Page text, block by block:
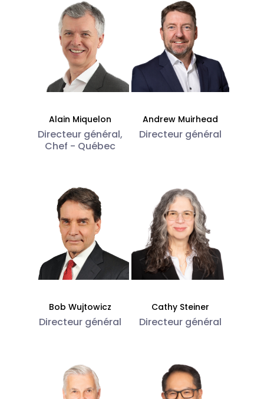
Alain Miquelon
Directeur général,
Chef - Québec
Andrew Muirhead
Directeur général
Bob Wujtowicz
Directeur général
Cathy Steiner
Directeur général